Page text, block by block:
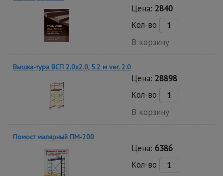
Цена: 2840
Кол-во
В корзину
Вышка-тура ВСП 2.0х2.0, 5.2 м ver. 2.0
Цена: 28898
Кол-во
В корзину
Помост малярный ПМ-200
Цена: 6386
Кол-во